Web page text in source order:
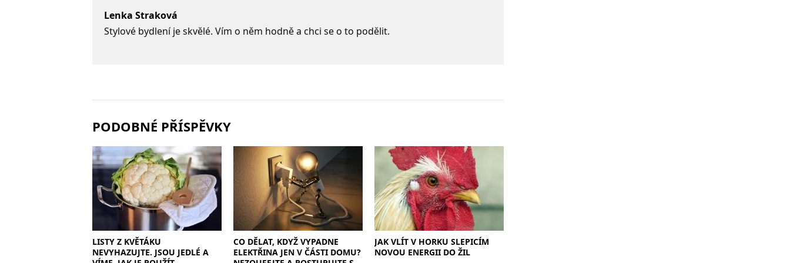
Lenka Straková
Stylové bydlení je skvělé. Vím o něm hodně a chci se o to podělit.
PODOBNÉ PŘÍSPĚVKY
LISTY Z KVĚTÁKU
NEVYHAZUJTE. JSOU JEDLÉ A
CO DĚLAT, KDYŽ VYPADNE
ELEKTŘINA JEN V ČÁSTI DOMU?
JAK VLÍT V HORKU SLEPICÍM
NOVOU ENERGII DO ŽIL